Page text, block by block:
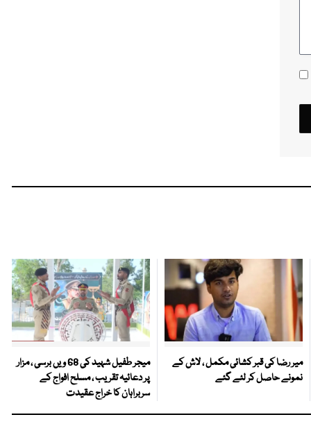
میر رضا کی قبر کشائی مکمل ، لاش کے
نمونے حاصل کر لئے گئے
میجر طفیل شہید کی 68 ویں برسی ، مزار
پر دعائیہ تقریب ، مسلح افواج کے
سربراہان کا خراج عقیدت